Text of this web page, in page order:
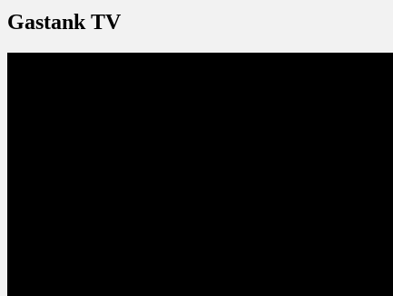
Gastank TV